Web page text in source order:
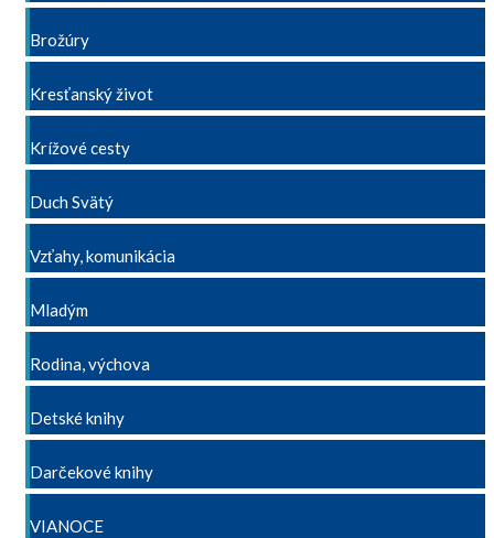
Brožúry
Kresťanský život
Krížové cesty
Duch Svätý
Vzťahy, komunikácia
Mladým
Rodina, výchova
Detské knihy
Darčekové knihy
VIANOCE